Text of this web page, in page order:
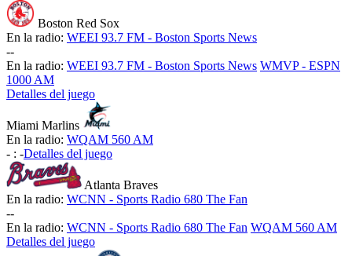
Boston Red Sox
En la radio: WEEI 93.7 FM - Boston Sports News
--
En la radio: WEEI 93.7 FM - Boston Sports News WMVP - ESPN
1000 AM
Detalles del juego
Miami Marlins
En la radio: WQAM 560 AM
- : -Detalles del juego
Atlanta Braves
En la radio: WCNN - Sports Radio 680 The Fan
--
En la radio: WCNN - Sports Radio 680 The Fan WQAM 560 AM
Detalles del juego